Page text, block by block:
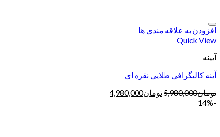
افزودن به علاقه مندی ها
Quick View
آیینه
آینه کالیگرافی طلایی نقره ای
تومان5,980,000تومان4,980,000
-14%